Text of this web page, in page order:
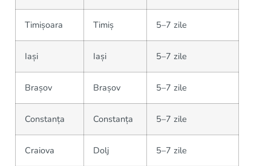
Timișoara Timiș 5–7 zile
Iași Iași 5–7 zile
Brașov Brașov 5–7 zile
Constanța Constanța 5–7 zile
Craiova Dolj 5–7 zile